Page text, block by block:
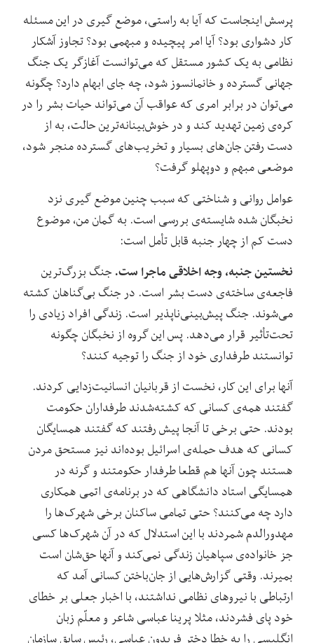
پرسش اینجاست که آیا به راستی، موضع گیری در این مسئله
کار دشواری بود؟ آیا امر پیچیده و مبهمی بود؟ تجاوز آشکار
نظامی به یک کشور مستقل که می‌توانست آغازگر یک جنگ
جهانی گسترده و خانمانسوز شود، چه جای ابهام دارد؟ چگونه
می‌توان در برابر امری که عواقب آن می‌تواند حیات بشر را در
کره‌ی زمین تهدید کند و در خوش‌بینانه‌ترین حالت، به از
دست رفتن جان‌های بسیار و تخریب‌های گسترده منجر شود،
موضعی مبهم و دوپهلو گرفت؟
عوامل روانی و شناختی که سبب چنین موضع گیری نزد
نخبگان شده شایسته‌ی بررسی است. به گمان من، موضوع
دست کم از چهار جنبه قابل تأمل است:
نخستین جنبه، وجه اخلاقی ماجرا ست. جنگ بزرگ‌ترین
فاجعه‌ی ساخته‌ی دست بشر است. در جنگ بی‌گناهان کشته‌
می‌شوند. جنگ پیش‌بینی‌ناپذیر است. زندگی افراد زیادی را
تحت‌تأثیر قرار می‌دهد. پس این گروه از نخبگان چگونه
توانستند طرفداری خود از جنگ را توجیه کنند؟
آنها برای این کار، نخست از قربانیان انسانیت‌زدایی کردند.
گفتند همه‌ی کسانی که کشته‌شدند طرفداران حکومت
بودند. حتی برخی تا آنجا پیش رفتند که گفتند همسایگان
کسانی که هدف حمله‌ی اسرائیل بوده‌اند نیز مستحق مردن
هستند چون آنها هم قطعا طرفدار حکومتند و گرنه در
همسایگی استاد دانشگاهی که در برنامه‌ی اتمی همکاری
دارد چه می‌کنند؟ حتی تمامی ساکنان برخی شهرک‌ها را
مهدورالدم شمردند با این استدلال که در آن شهرک‌ها کسی
جز خانواده‌ی سپاهیان زندگی نمی‌کند و آنها حق‌شان است
بمیرند. وقتی گزارش‌هایی از جان‌باختن کسانی آمد که
ارتباطی با نیروهای نظامی نداشتند، با اخبار جعلی بر خطای
خود پای فشردند، مثلا پرینا عباسی شاعر و معلّم زبان
انگلیسی را به خطا دختر فریدون عباسی، رئیس سابق سازمان